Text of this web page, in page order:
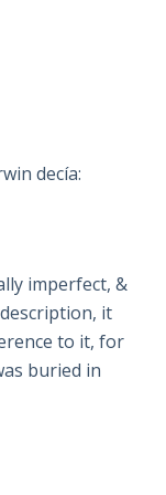
decía:
imperfect, &
it
to it, for
buried in